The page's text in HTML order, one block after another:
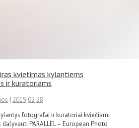
kvietimas kylantiems
ir kuratoriams
| 2019 02 28
fotografai ir kuratoriai kviečiami
PARALLEL – European Photo